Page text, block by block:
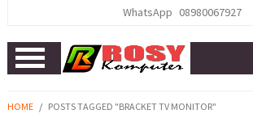
WhatsApp 08980067927
Open
Menu
HOME / POSTS TAGGED "BRACKET TV MONITOR"